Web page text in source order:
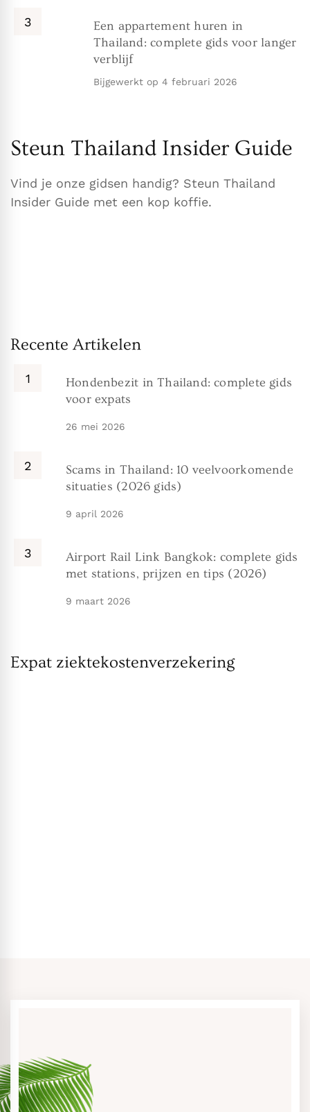
Een appartement huren in
Thailand: complete gids voor langer
verblijf
Bijgewerkt op 4 februari 2026
Steun Thailand Insider Guide
Vind je onze gidsen handig? Steun Thailand
Insider Guide met een kop koffie.
Recente Artikelen
Hondenbezit in Thailand: complete gids
voor expats
26 mei 2026
Scams in Thailand: 10 veelvoorkomende
situaties (2026 gids)
9 april 2026
Airport Rail Link Bangkok: complete gids
met stations, prijzen en tips (2026)
9 maart 2026
Expat ziektekostenverzekering